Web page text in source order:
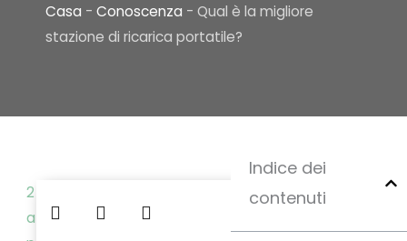
Casa - Conoscenza - Qual è la migliore
stazione di ricarica portatile?
2
a
Indice dei
contenuti